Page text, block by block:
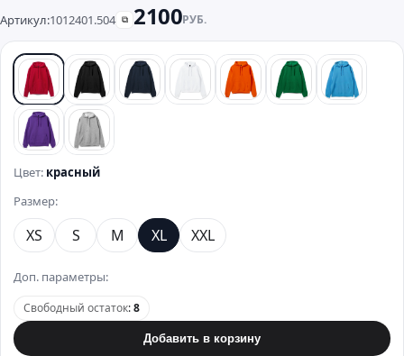
Артикул:1012401.504 ⧉ 2100РУБ.
красныйчерныйсиний белый оранжевый
зеленый
фиолетовый
серый
Цвет: красный
Размер:
XS S M XL XXL
Доп. параметры:
Свободный остаток:8
Добавить в корзину